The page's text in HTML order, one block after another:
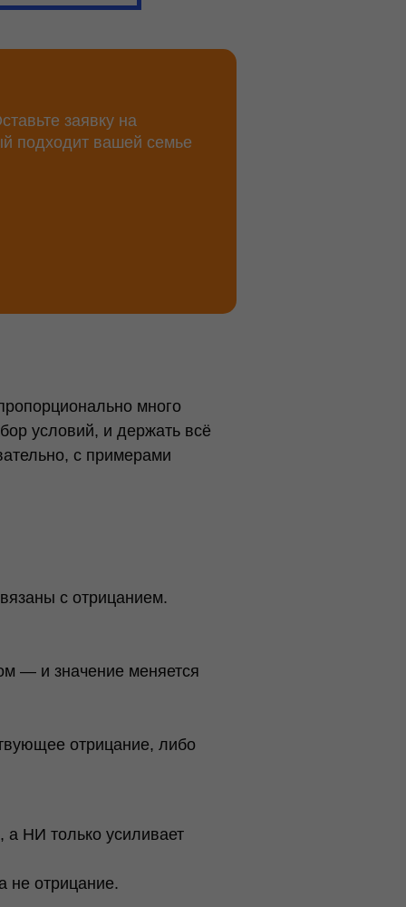
заявку на
подходит вашей семье
много
условий, и держать всё
с примерами
с отрицанием.
— и значение меняется
отрицание, либо
а НИ только усиливает
не отрицание.